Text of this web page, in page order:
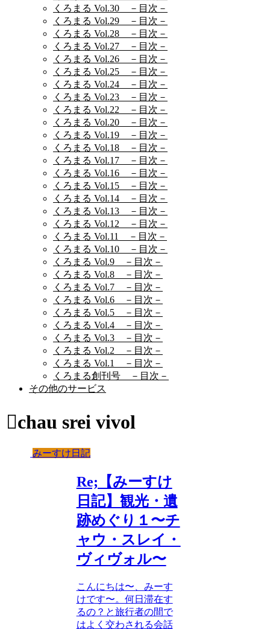
くろまる Vol.30 －目次－
くろまる Vol.29 －目次－
くろまる Vol.28 －目次－
くろまる Vol.27 －目次－
くろまる Vol.26 －目次－
くろまる Vol.25 －目次－
くろまる Vol.24 －目次－
くろまる Vol.23 －目次－
くろまる Vol.22 －目次－
くろまる Vol.20 －目次－
くろまる Vol.19 －目次－
くろまる Vol.18 －目次－
くろまる Vol.17 －目次－
くろまる Vol.16 －目次－
くろまる Vol.15 －目次－
くろまる Vol.14 －目次－
くろまる Vol.13 －目次－
くろまる Vol.12 －目次－
くろまる Vol.11 －目次－
くろまる Vol.10 －目次－
くろまる Vol.9 －目次－
くろまる Vol.8 －目次－
くろまる Vol.7 －目次－
くろまる Vol.6 －目次－
くろまる Vol.5 －目次－
くろまる Vol.4 －目次－
くろまる Vol.3 －目次－
くろまる Vol.2 －目次－
くろまる Vol.1 －目次－
くろまる創刊号 －目次－
その他のサービス
chau srei vivol
みーすけ日記
Re;【みーすけ
日記】観光・遺
跡めぐり１〜チ
ャウ・スレイ・
ヴィヴォル〜
こんにちは〜、みーす
けです〜。何日滞在す
るの？と旅行者の間で
はよく交わされる会話